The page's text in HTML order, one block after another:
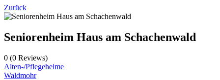
Zurück
Seniorenheim Haus am Schachenwald
0 (0 Reviews)
Alten-/Pflegeheime
Waldmohr